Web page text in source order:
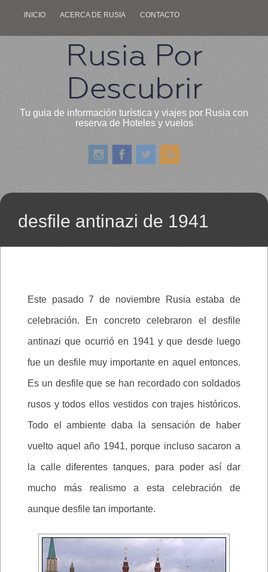
INICIO ACERCA DE RUSIA CONTACTO
Rusia Por
Descubrir
Tu guia de información turística y viajes por Rusia con
reserva de Hoteles y vuelos
desfile antinazi de 1941
Este pasado 7 de noviembre Rusia estaba de
celebración. En concreto celebraron el desfile
antinazi que ocurrió en 1941 y que desde luego
fue un desfile muy importante en aquel entonces.
Es un desfile que se han recordado con soldados
rusos y todos ellos vestidos con trajes históricos.
Todo el ambiente daba la sensación de haber
vuelto aquel año 1941, porque incluso sacaron a
la calle diferentes tanques, para poder así dar
mucho más realismo a esta celebración de
aunque desfile tan importante.